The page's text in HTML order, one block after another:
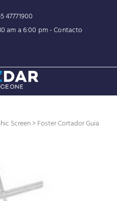
47771900
am a 6:00 pm -Contacto
Screen> Foster Cortador Guia